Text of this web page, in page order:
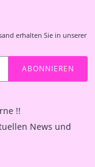
erhalten Sie in unserer
ABONNIEREN
!!
News und